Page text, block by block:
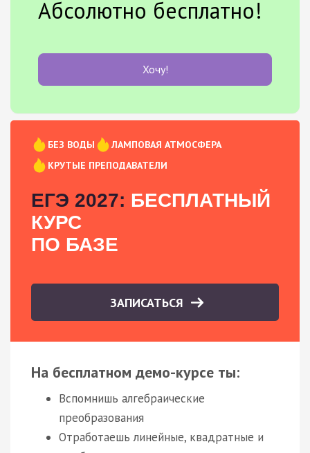
Абсолютно бесплатно!
Хочу!
БЕЗ ВОДЫ
ЛАМПОВАЯ АТМОСФЕРА
КРУТЫЕ ПРЕПОДАВАТЕЛИ
ЕГЭ 2027: БЕСПЛАТНЫЙ
КУРС
ПО БАЗЕ
ЗАПИСАТЬСЯ
На бесплатном демо-курсе ты:
Вспомнишь алгебраические
преобразования
Отработаешь линейные, квадратные и